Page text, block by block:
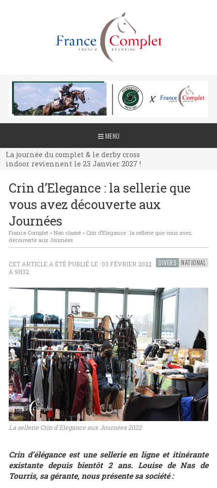
MENU
La journée du complet & le derby cross
indoor reviennent le 23 Janvier 2027 !
La journée du complet & le derby cross
indoor reviennent le 23 Janvier 2027 !
indoor reviennent le 23 Janvier 2027 !
Crin d’Elegance : la sellerie que
vous avez découverte aux
Journées
France Complet» Non classé» Crin d’Elegance : la sellerie que vous avez
découverte aux Journées
DIVERS NATIONAL
CET ARTICLE A ÉTÉ PUBLIÉ LE : 03 FÉVRIER 2022
À 9H32
La sellerie Crin d'Elegance aux Journées 2022
Crin d’élégance est une sellerie en ligne et itinérante
existante depuis bientôt 2 ans. Louise de Nas de
Tourris, sa gérante, nous présente sa société :